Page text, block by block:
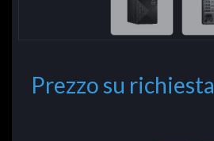
Prezzo su richiesta